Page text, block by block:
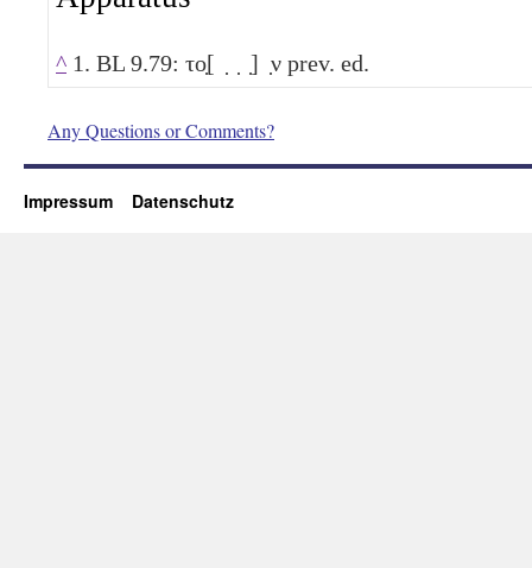
^ 1. BL 9.79: το̣[ ̣ ̣ ̣] ̣ν prev. ed.
Any Questions or Comments?
Impressum Datenschutz